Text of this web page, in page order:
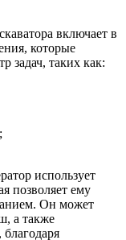
включает в
которые
задач, таких как:
использует
позволяет ему
Он может
а также
благодаря